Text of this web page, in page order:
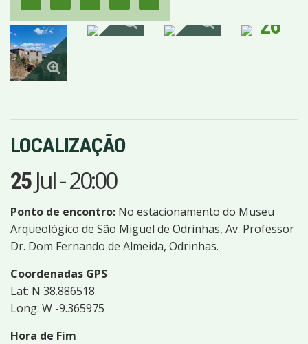
26
IMAGENS
LOCALIZAÇÃO
25 Jul-20:00
Ponto de encontro: No estacionamento do Museu
Arqueológico de São Miguel de Odrinhas, Av. Professor
Dr. Dom Fernando de Almeida, Odrinhas.
Coordenadas GPS
Lat: N 38.886518
Long: W -9.365975
Hora de Fim